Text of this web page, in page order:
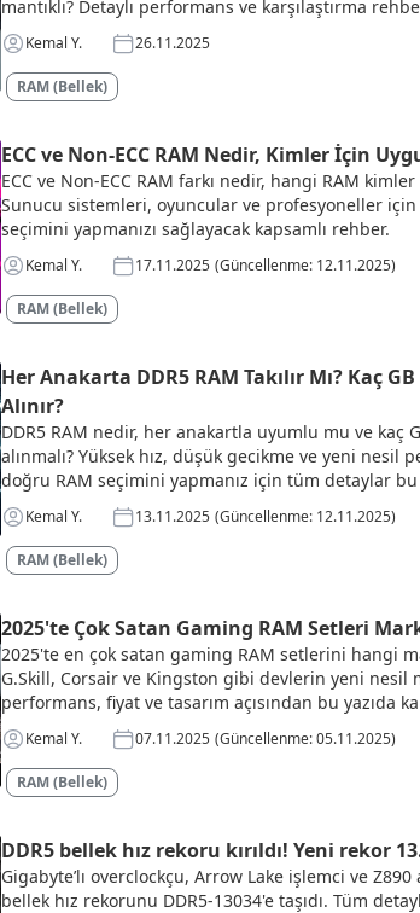
mantıklı? Detaylı performans ve karşılaştırma
Kemal Y. 26.11.2025
RAM (Bellek)
ECC ve Non-ECC RAM Nedir, Kimler İçin
ECC ve Non-ECC RAM farkı nedir, hangi RAM
Sunucu sistemleri, oyuncular ve profesyoneller için
seçimini yapmanızı sağlayacak kapsamlı rehber.
Kemal Y. 17.11.2025 (Güncellenme: 12.11.2025)
RAM (Bellek)
Her Anakarta DDR5 RAM Takılır Mı? Kaç
Alınır?
DDR5 RAM nedir, her anakartla uyumlu mu ve kaç
alınmalı? Yüksek hız, düşük gecikme ve yeni nesil
doğru RAM seçimini yapmanız için tüm detaylar
Kemal Y. 13.11.2025 (Güncellenme: 12.11.2025)
RAM (Bellek)
2025'te Çok Satan Gaming RAM Setleri
2025'te en çok satan gaming RAM setlerini hangi
G.Skill, Corsair ve Kingston gibi devlerin yeni nesil
performans, fiyat ve tasarım açısından bu yazıda
Kemal Y. 07.11.2025 (Güncellenme: 05.11.2025)
RAM (Bellek)
DDR5 bellek hız rekoru kırıldı! Yeni rekor
Gigabyte’lı overclockçu, Arrow Lake işlemci ve
bellek hız rekorunu DDR5-13034'e taşıdı. Tüm